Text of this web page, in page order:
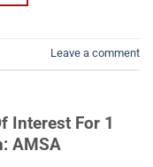
Leave a comment
Interest For 1
AMSA